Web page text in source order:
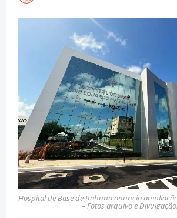
Hospital de Base de Itabuna anuncia
– Fotos arquivo e Divulgação.